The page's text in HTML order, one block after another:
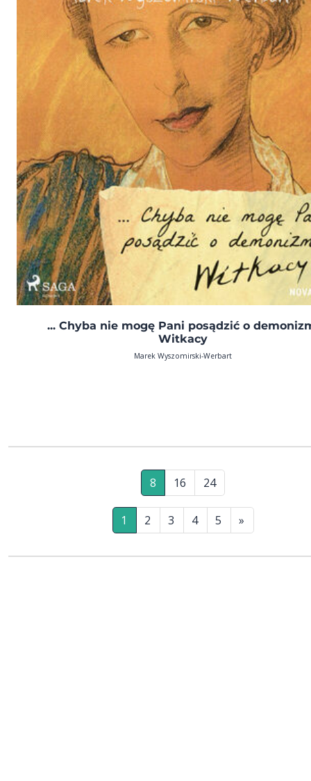
... Chyba nie mogę Pani posądzić o
Witkacy
Marek Wyszomirski-Werbart
8 16 24
1 2 3 4 5 »